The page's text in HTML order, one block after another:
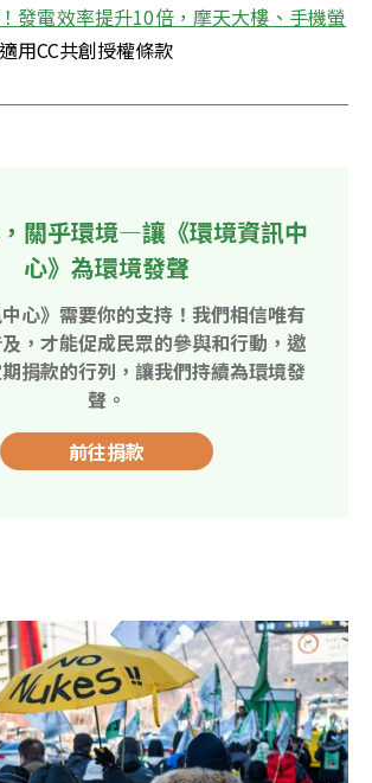
發電效率提升10倍，摩天大樓、手機螢
用CC共創授權條款
關乎環境—讓《環境資訊中
心》為環境發聲
中心》需要你的支持！我們相信唯有
，才能促成民眾的參與和行動，邀
捐款的行列，讓我們持續為環境發
聲。
前往捐款